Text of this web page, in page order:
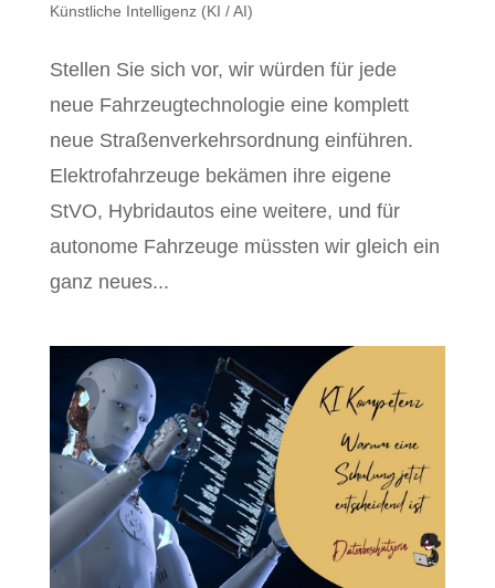
Künstliche Intelligenz (KI / AI)
Stellen Sie sich vor, wir würden für jede
neue Fahrzeugtechnologie eine komplett
neue Straßenverkehrsordnung einführen.
Elektrofahrzeuge bekämen ihre eigene
StVO, Hybridautos eine weitere, und für
autonome Fahrzeuge müssten wir gleich ein
ganz neues...